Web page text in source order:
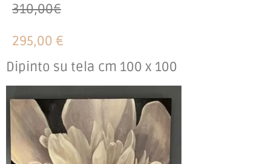
310,00€
295,00 €
Dipinto su tela cm 100 x 100